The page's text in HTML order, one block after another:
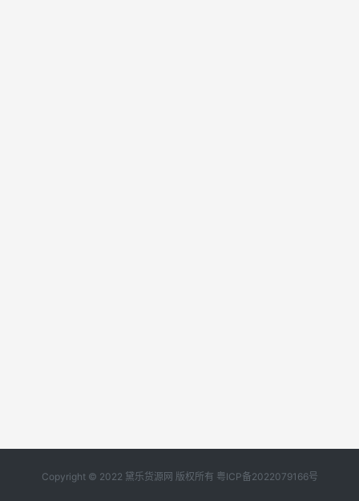
Copyright © 2022 黛乐货源网 版权所有 粤ICP备2022079166号